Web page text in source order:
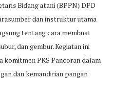
Bidang atani (BPPN) DPD
dan instruktur utama
tentang cara membuat
dan gembur. Kegiatan ini
komitmen PKS Pancoran dalam
dan kemandirian pangan